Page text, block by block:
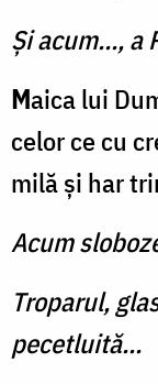
Şi acum..., a
Maica lui
celor ce cu
milă şi har
Acum
Troparul,
pecetluită...